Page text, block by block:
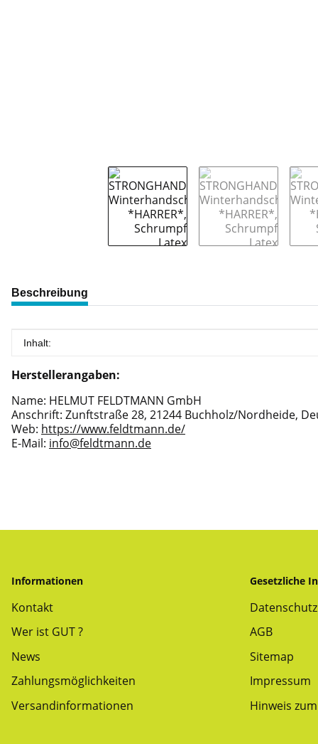
weitere Registerkarten anzeigen
Beschreibung
Produkteigenschaft
Wert
Inhalt:
Herstellerangaben:
Name: HELMUT FELDTMANN GmbH
Anschrift: Zunftstraße 28, 21244 Buchholz/Nordheide,
Web: https://www.feldtmann.de/
E-Mail: info@feldtmann.de
Informationen
Kontakt
Wer ist GUT ?
News
Zahlungsmöglichkeiten
Versandinformationen
Gesetzliche
Datenschutz
AGB
Sitemap
Impressum
Hinweis